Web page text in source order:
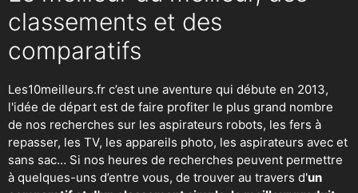
classements et des
comparatifs
Les10meilleurs.fr c’est une aventure qui débute en 2013,
l'idée de départ est de faire profiter le plus grand nombre
de nos recherches sur les aspirateurs robots, les fers à
repasser, les TV, les appareils photo, les aspirateurs avec et
sans sac… Si nos heures de recherches peuvent permettre
à quelques-uns d’entre vous, de trouver au travers d'un